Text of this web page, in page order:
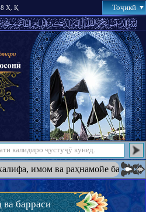
Ҳ. Қ Тоҷикӣ
ва раҳнамойе ба амри худ
ва барраси